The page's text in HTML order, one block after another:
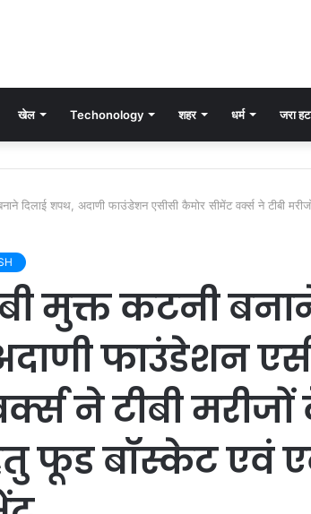
खेल Techonology शहर धर्म जरा
दिलाई शपथ, अदाणी फाउंडेशन एसीसी कैमोर सीमेंट वर्क्स ने टीबी
मुक्त कटनी
फाउंडेशन
ने टीबी
फूड बॉस्केट एवं